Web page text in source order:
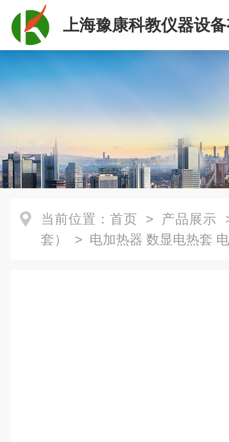
上海豫康科教仪器设
司
当前位置： 首页 > 产品展示
套）
> 电加热器 数显电热套